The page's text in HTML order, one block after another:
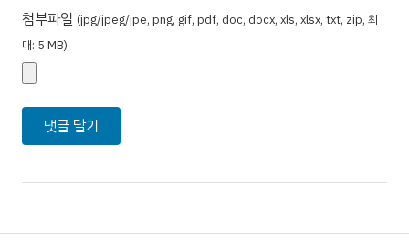
첨부파일 (jpg/jpeg/jpe, png, gif, pdf, doc, docx, xls, xlsx, txt, zip, 최
대: 5 MB)